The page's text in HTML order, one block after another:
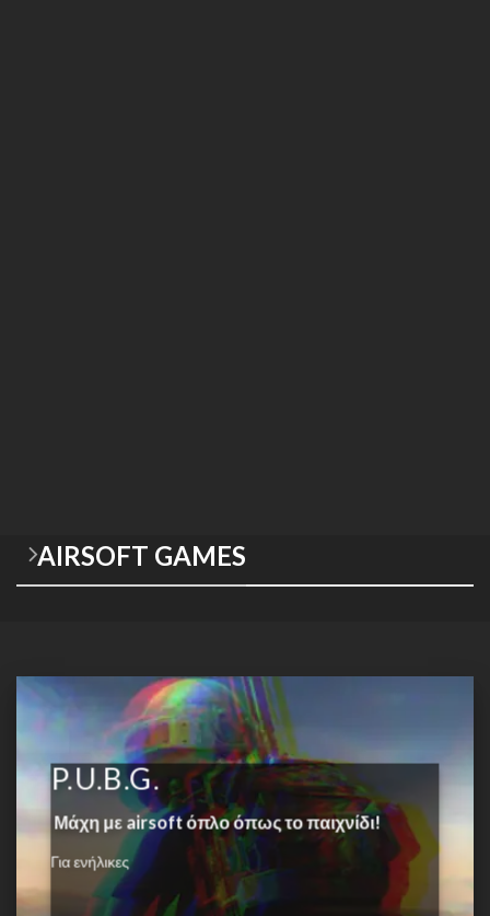
AIRSOFT GAMES
P.U.B.G.
Μάχη με airsoft όπλο όπως το παιχνίδι!
Για ενήλικες